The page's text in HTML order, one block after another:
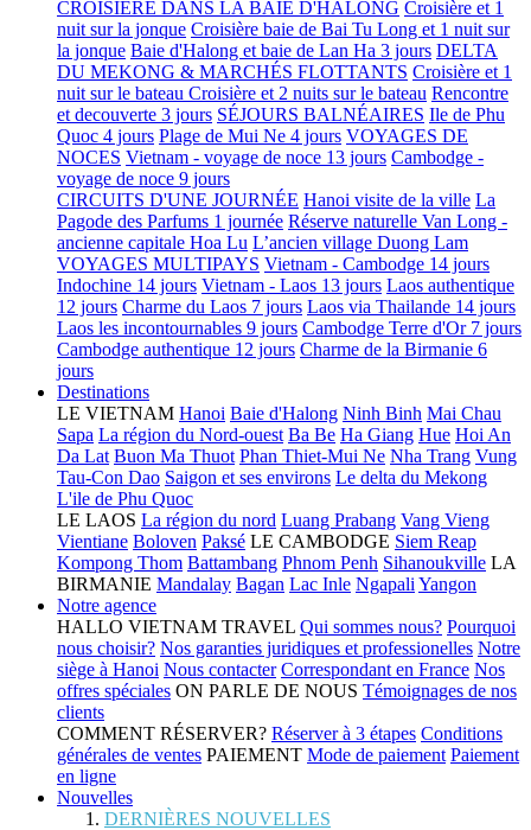
CROISIÈRE DANS LA BAIE D'HALONG Croisière et 1
nuit sur la jonque Croisière baie de Bai Tu Long et 1 nuit sur
la jonque Baie d'Halong et baie de Lan Ha 3 jours DELTA
DU MEKONG & MARCHÉS FLOTTANTS Croisière et 1
nuit sur le bateau Croisière et 2 nuits sur le bateau Rencontre
et decouverte 3 jours SÉJOURS BALNÉAIRES Ile de Phu
Quoc 4 jours Plage de Mui Ne 4 jours VOYAGES DE
NOCES Vietnam - voyage de noce 13 jours Cambodge -
voyage de noce 9 jours
CIRCUITS D'UNE JOURNÉE Hanoi visite de la ville La
Pagode des Parfums 1 journée Réserve naturelle Van Long -
ancienne capitale Hoa Lu L’ancien village Duong Lam
VOYAGES MULTIPAYS Vietnam - Cambodge 14 jours
Indochine 14 jours Vietnam - Laos 13 jours Laos authentique
12 jours Charme du Laos 7 jours Laos via Thailande 14 jours
Laos les incontournables 9 jours Cambodge Terre d'Or 7 jours
Cambodge authentique 12 jours Charme de la Birmanie 6
jours
Destinations
LE VIETNAM Hanoi Baie d'Halong Ninh Binh Mai Chau
Sapa La région du Nord-ouest Ba Be Ha Giang Hue Hoi An
Da Lat Buon Ma Thuot Phan Thiet-Mui Ne Nha Trang Vung
Tau-Con Dao Saigon et ses environs Le delta du Mekong
L'ile de Phu Quoc
LE LAOS La région du nord Luang Prabang Vang Vieng
Vientiane Boloven Paksé LE CAMBODGE Siem Reap
Kompong Thom Battambang Phnom Penh Sihanoukville LA
BIRMANIE Mandalay Bagan Lac Inle Ngapali Yangon
Notre agence
HALLO VIETNAM TRAVEL Qui sommes nous? Pourquoi
nous choisir? Nos garanties juridiques et professionelles Notre
siège à Hanoi Nous contacter Correspondant en France Nos
offres spéciales ON PARLE DE NOUS Témoignages de nos
clients
COMMENT RÉSERVER? Réserver à 3 étapes Conditions
générales de ventes PAIEMENT Mode de paiement Paiement
en ligne
Nouvelles
DERNIÈRES NOUVELLES